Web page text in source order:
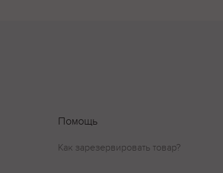
Помощь
Как зарезервировать товар?